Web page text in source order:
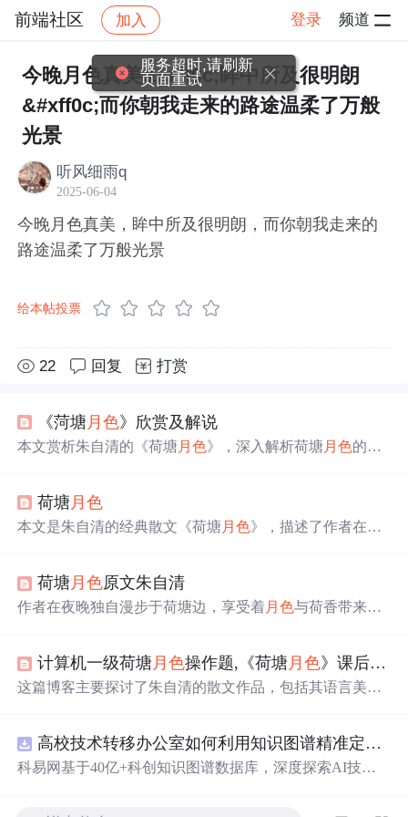
前端社区 加入 登录 频道
社区 前端社区 感慨 帖子详情
今晚月色真美&#xff0c;眸中所及很明朗
&#xff0c;而你朝我走来的路途温柔了万般
光景
听风细雨q
2025-06-04
今晚月色真美，眸中所及很明朗，而你朝我走来的
路途温柔了万般光景
给本帖投票
22 回复 打赏
《菏塘 月色》欣赏及解说
本文赏析朱自清的《荷塘 月色》，深入解析荷塘 月色的美
荷塘 月色
本文是朱自清的经典散文《荷塘 月色》，描述了作者在一
悟。荷塘月色原文朱自清
作者在夜晚独自漫步于荷塘边，享受着月色与荷香带来的
曳，散发出阵阵清香。
计算机一级荷塘月色操作题,《荷塘月色》课后习题及答案
这篇博客主要探讨了朱自清的散文作品，包括其语言美、
时也指出了其散文中可能存在的不足，如想象不够充沛，
节奏较慢。文章还引用了其他评论家的观点，对朱自清的
高校技术转移办公室如何利用知识图谱精准定位产业需求与技术适配点？.docx
科易网基于40亿+科创知识图谱数据库，深度探索AI技术
服务超时,请刷新
页面重试